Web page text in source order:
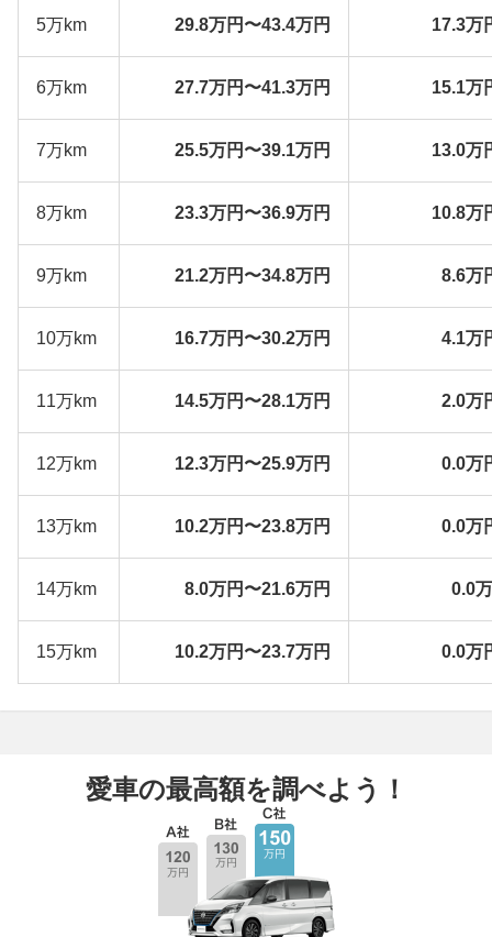
5万km 29.8万円〜43.4万円 17.3万
6万km 27.7万円〜41.3万円 15.1万
7万km 25.5万円〜39.1万円 13.0万
8万km 23.3万円〜36.9万円 10.8万
9万km 21.2万円〜34.8万円 8.6万
10万km 16.7万円〜30.2万円 4.1万
11万km 14.5万円〜28.1万円 2.0万
12万km 12.3万円〜25.9万円 0.0万
13万km 10.2万円〜23.8万円 0.0万
14万km 8.0万円〜21.6万円 0.0
15万km 10.2万円〜23.7万円 0.0万
愛車の最高額を調べよう！